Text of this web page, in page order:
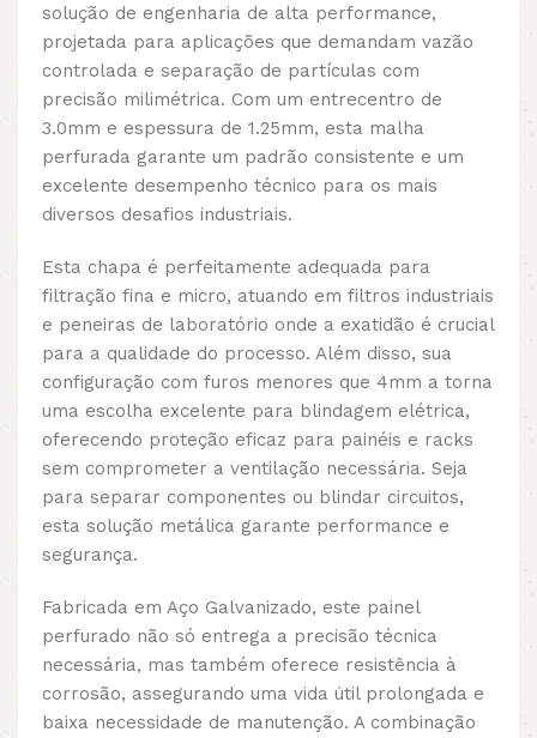
solução de engenharia de alta performance,
projetada para aplicações que demandam vazão
controlada e separação de partículas com
precisão milimétrica. Com um entrecentro de
3.0mm e espessura de 1.25mm, esta malha
perfurada garante um padrão consistente e um
excelente desempenho técnico para os mais
diversos desafios industriais.
Esta chapa é perfeitamente adequada para
filtração fina e micro, atuando em filtros industriais
e peneiras de laboratório onde a exatidão é crucial
para a qualidade do processo. Além disso, sua
configuração com furos menores que 4mm a torna
uma escolha excelente para blindagem elétrica,
oferecendo proteção eficaz para painéis e racks
sem comprometer a ventilação necessária. Seja
para separar componentes ou blindar circuitos,
esta solução metálica garante performance e
segurança.
Fabricada em Aço Galvanizado, este painel
perfurado não só entrega a precisão técnica
necessária, mas também oferece resistência à
corrosão, assegurando uma vida útil prolongada e
baixa necessidade de manutenção. A combinação